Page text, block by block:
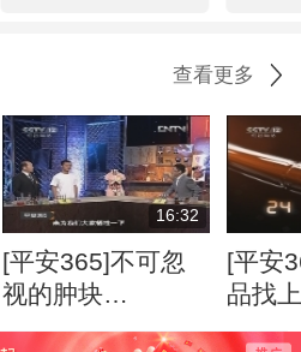
查看更多
16:32
[平安365]不可忽
视的肿块
(20120807)
[平安
品找